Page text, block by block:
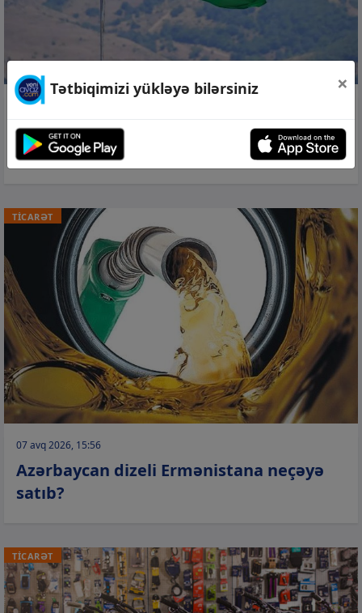
07 avq 2026, 18:09
Azərbaycan “Qlobal Sülh İndeksi”ndə
110-cu yerdə qərarlaşıb –
Siyahı
TİCARƏT
07 avq 2026, 15:56
Azərbaycan dizeli Ermənistana neçəyə
satıb?
TİCARƏT
Tətbiqimizi yükləyə bilərsiniz ×